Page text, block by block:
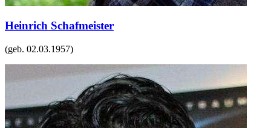
Heinrich Schafmeister
(geb. 02.03.1957)